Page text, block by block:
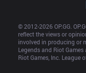
© 2012-2026 OP.GG.
reflect the views or
involved in producing or
Legends and Riot
Riot Games, Inc. League